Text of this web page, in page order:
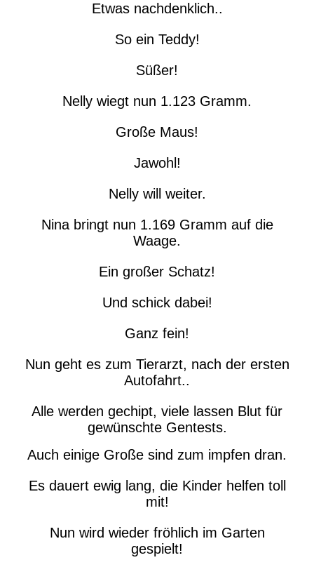
Etwas nachdenklich..
So ein Teddy!
Süßer!
Nelly wiegt nun 1.123 Gramm.
Große Maus!
Jawohl!
Nelly will weiter.
Nina bringt nun 1.169 Gramm auf die
Waage.
Ein großer Schatz!
Und schick dabei!
Ganz fein!
Nun geht es zum Tierarzt, nach der ersten
Autofahrt..
Alle werden gechipt, viele lassen Blut für
gewünschte Gentests.
Auch einige Große sind zum impfen dran.
Es dauert ewig lang, die Kinder helfen toll
mit!
Nun wird wieder fröhlich im Garten
gespielt!